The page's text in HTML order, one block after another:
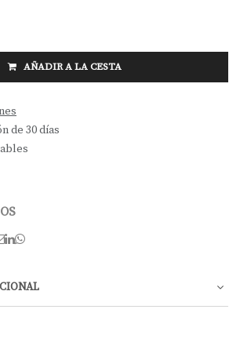
AÑADIR A LA CESTA
de 30 días